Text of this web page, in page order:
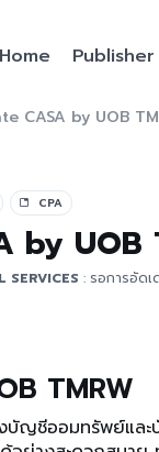
Home Publisher
CASA by UOB
CPA
by UOB
SERVICES : รอการอัดเ
TMRW
บัญชีออมทรัพย์แล